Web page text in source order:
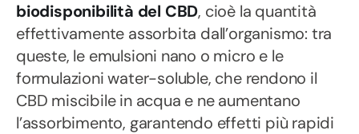
biodisponibilità del CBD, cioè la quantità
effettivamente assorbita dall’organismo: tra
queste, le emulsioni nano o micro e le
formulazioni water-soluble, che rendono il
CBD miscibile in acqua e ne aumentano
l’assorbimento, garantendo effetti più rapidi